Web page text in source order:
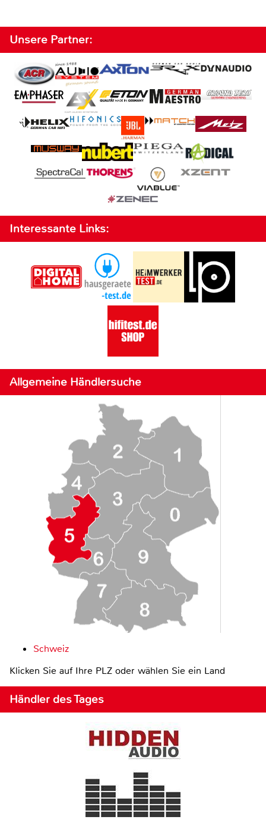
Unsere Partner:
Interessante Links:
Allgemeine Händlersuche
Schweiz
Klicken Sie auf Ihre PLZ oder wählen Sie ein Land
Händler des Tages